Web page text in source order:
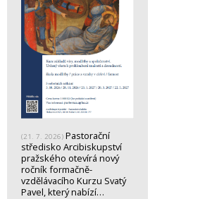
(21. 7. 2026) Pastorační
středisko Arcibiskupství
pražského otevírá nový
ročník formačně-
vzdělávacího Kurzu Svatý
Pavel, který nabízí…